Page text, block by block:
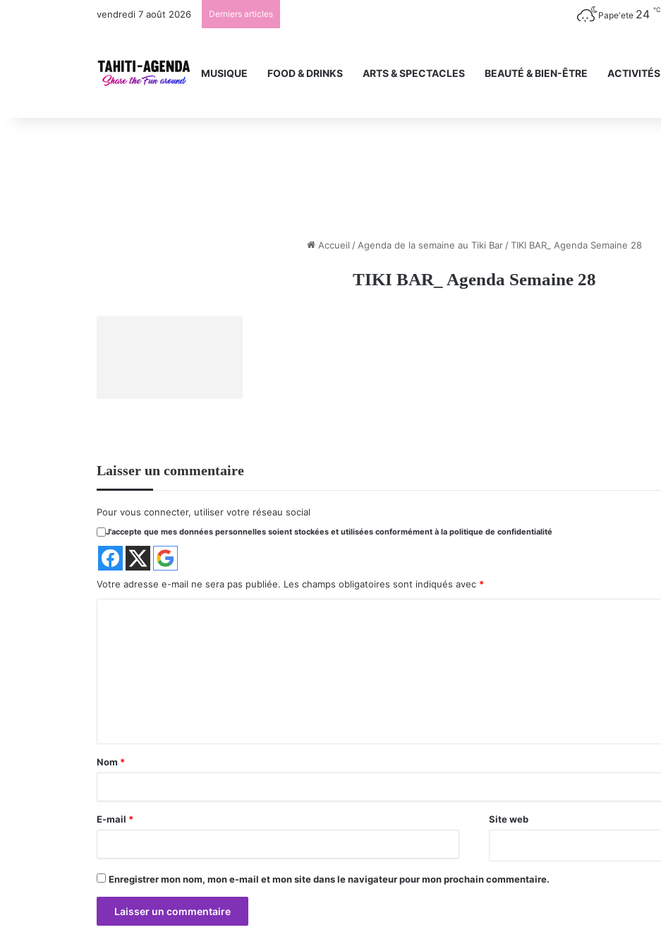
vendredi 7 août 2026 Derniers articles Pape'ete 24 ℃
MUSIQUE FOOD & DRINKS ARTS & SPECTACLES BEAUTÉ & BIEN-ÊTRE ACTIVITÉS
Accueil / Agenda de la semaine au Tiki Bar / TIKI BAR_ Agenda Semaine 28
TIKI BAR_ Agenda Semaine 28
Laisser un commentaire
Pour vous connecter, utiliser votre réseau social
J'accepte que mes données personnelles soient stockées et utilisées conformément à la politique de confidentialité
Votre adresse e-mail ne sera pas publiée. Les champs obligatoires sont indiqués avec *
a
r
e
Nom *
E-mail * Site web
Enregistrer mon nom, mon e-mail et mon site dans le navigateur pour mon prochain commentaire.